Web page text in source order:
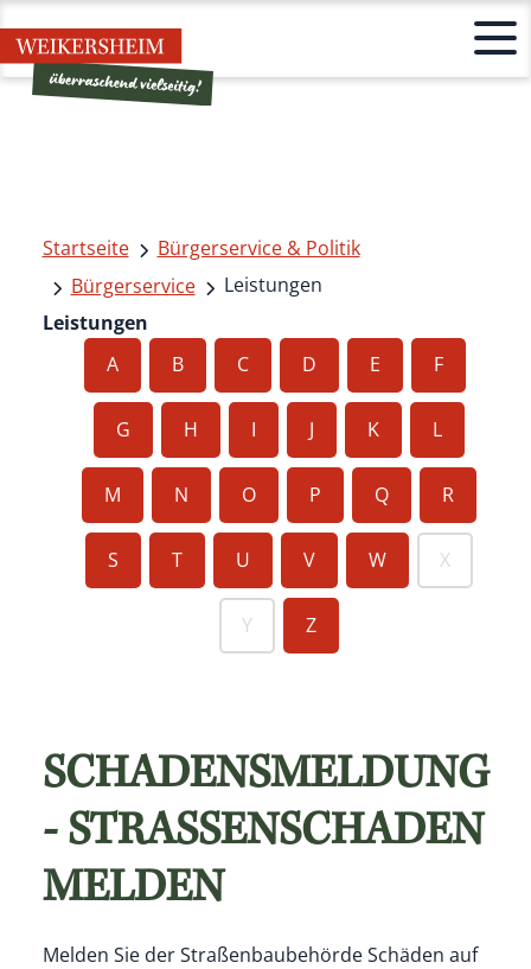
Startseite
Bürgerservice & Politik
Bürgerservice
Leistungen
Leistungen
A
B C D E F
G H I J K L
M N O P Q R
S T U V W X
Y Z
SCHADENSMELDUNG
- STRASSENSCHADEN M
ELDEN
Melden Sie der Straßenbaubehörde Schäden auf